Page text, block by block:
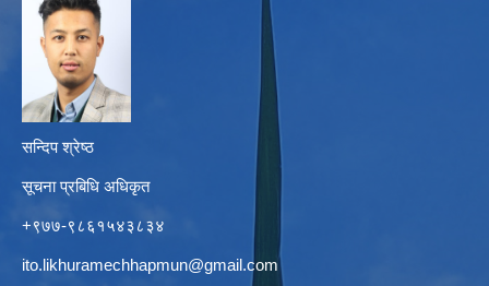
सन्दिप श्रेष्ठ
सूचना प्रबिधि अधिकृत
+९७७-९८६१५४३८३४
ito.likhuramechhapmun@gmail.com